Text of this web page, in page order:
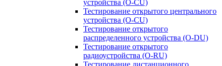
устройства (O-CU)
Тестирование открытого центрального
устройства (O-CU)
Тестирование открытого
распределенного устройства (O-DU)
Тестирование открытого
радиоустройства (O-RU)